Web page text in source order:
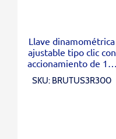
Llave dinamométrica
ajustable tipo clic con
accionamiento de 1/2
SKU: BRUTUS3R300